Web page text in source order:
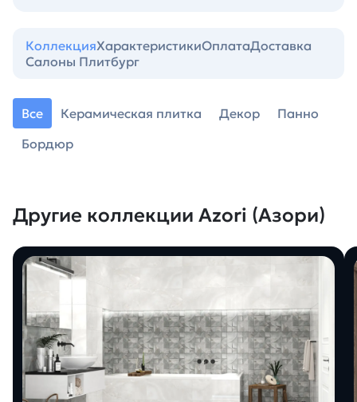
КоллекцияХарактеристикиОплатаДоставка
Салоны Плитбург
Все Керамическая плитка Декор
Панно
Бордюр
Другие коллекции Azori (Азори)